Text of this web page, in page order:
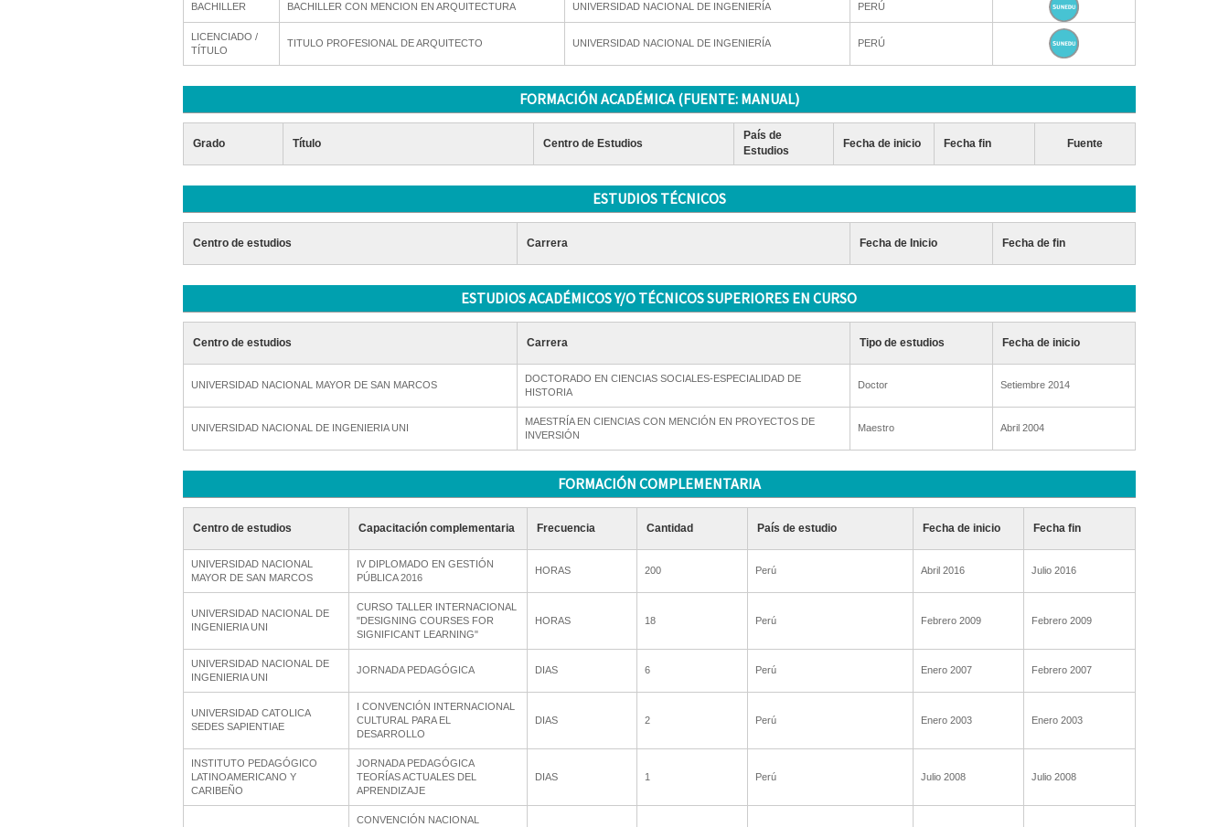
BACHILLER BACHILLER CON MENCION EN ARQUITECTURA UNIVERSIDAD NACIONAL DE INGENIERÍA PERÚ
LICENCIADO /
TÍTULO
TITULO PROFESIONAL DE ARQUITECTO UNIVERSIDAD NACIONAL DE INGENIERÍA PERÚ
FORMACIÓN ACADÉMICA (FUENTE: MANUAL)
Grado Título Centro de Estudios
País de
Estudios
Fecha de inicio Fecha fin Fuente
ESTUDIOS TÉCNICOS
Centro de estudios Carrera Fecha de Inicio Fecha de fin
ESTUDIOS ACADÉMICOS Y/O TÉCNICOS SUPERIORES EN CURSO
Centro de estudios Carrera Tipo de estudios Fecha de inicio
UNIVERSIDAD NACIONAL MAYOR DE SAN MARCOS
DOCTORADO EN CIENCIAS SOCIALES-ESPECIALIDAD DE
HISTORIA
Doctor Setiembre 2014
UNIVERSIDAD NACIONAL DE INGENIERIA UNI
MAESTRÍA EN CIENCIAS CON MENCIÓN EN PROYECTOS DE
INVERSIÓN
Maestro Abril 2004
FORMACIÓN COMPLEMENTARIA
Centro de estudios Capacitación complementaria Frecuencia Cantidad País de estudio Fecha de inicio Fecha fin
UNIVERSIDAD NACIONAL
MAYOR DE SAN MARCOS
IV DIPLOMADO EN GESTIÓN
PÚBLICA 2016
HORAS 200 Perú Abril 2016 Julio 2016
UNIVERSIDAD NACIONAL DE
INGENIERIA UNI
CURSO TALLER INTERNACIONAL
"DESIGNING COURSES FOR
SIGNIFICANT LEARNING"
HORAS 18 Perú Febrero 2009 Febrero 2009
UNIVERSIDAD NACIONAL DE
INGENIERIA UNI
JORNADA PEDAGÓGICA DIAS 6 Perú Enero 2007 Febrero 2007
UNIVERSIDAD CATOLICA
SEDES SAPIENTIAE
I CONVENCIÓN INTERNACIONAL
CULTURAL PARA EL
DESARROLLO
DIAS 2 Perú Enero 2003 Enero 2003
INSTITUTO PEDAGÓGICO
LATINOAMERICANO Y
CARIBEÑO
JORNADA PEDAGÓGICA
TEORÍAS ACTUALES DEL
APRENDIZAJE
DIAS 1 Perú Julio 2008 Julio 2008
CONVENCIÓN NACIONAL